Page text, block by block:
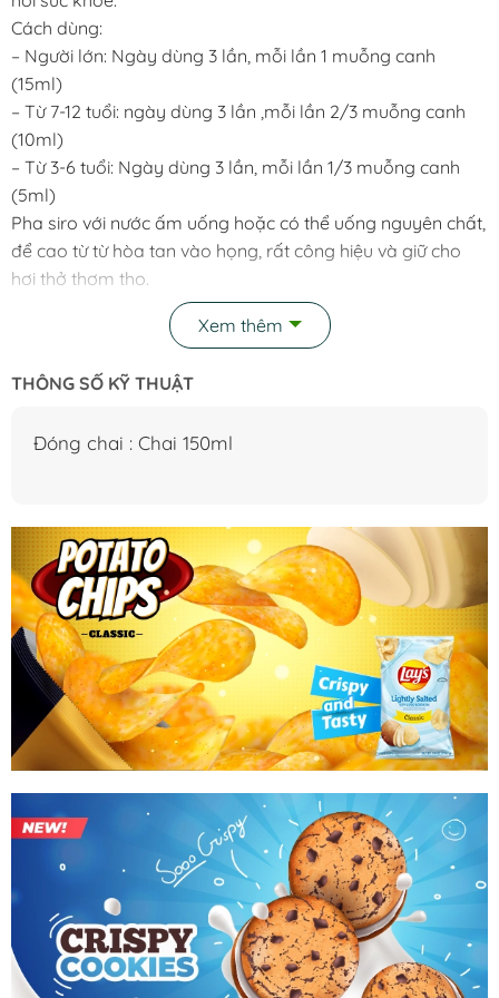
Cách dùng:
– Người lớn: Ngày dùng 3 lần, mỗi lần 1 muỗng canh
(15ml)
– Từ 7-12 tuổi: ngày dùng 3 lần ,mỗi lần 2/3 muỗng canh
(10ml)
– Từ 3-6 tuổi: Ngày dùng 3 lần, mỗi lần 1/3 muỗng canh
(5ml)
Pha siro với nước ấm uống hoặc có thể uống nguyên chất,
để cao từ từ hòa tan vào họng, rất công hiệu và giữ cho
hơi thở thơm tho.
Bảo quản: Đậy nắp kín, để trong tủ lạnh.
Đóng chai : Chai 150ml
Sản phẩm này không phải là thuốc và không có tác dụng
Xem thêm
THÔNG SỐ KỸ THUẬT
Đóng chai : Chai 150ml